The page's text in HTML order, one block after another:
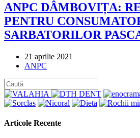
ANPC DÂMBOVIȚA:
PENTRU
SARBATORILOR
Post
published:
21 aprilie 2021
Post
ANPC
Articole Recente